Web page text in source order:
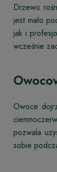
Drzewo
jest mało
jak i
wcześnie
Owoce
pozwala
sobie